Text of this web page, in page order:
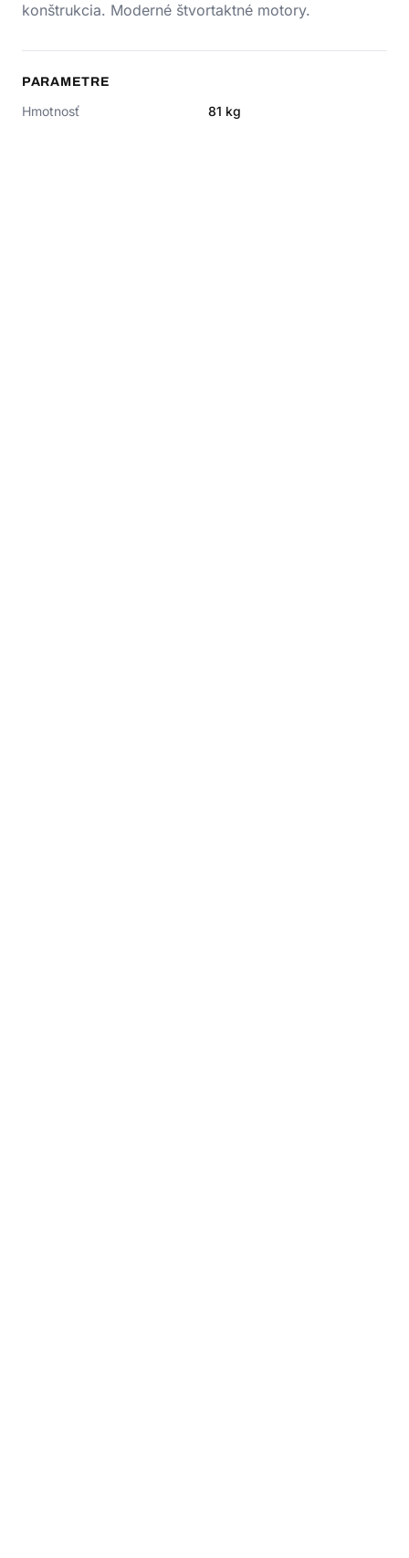
konštrukcia. Moderné štvortaktné motory.
PARAMETRE
Hmotnosť 81 kg